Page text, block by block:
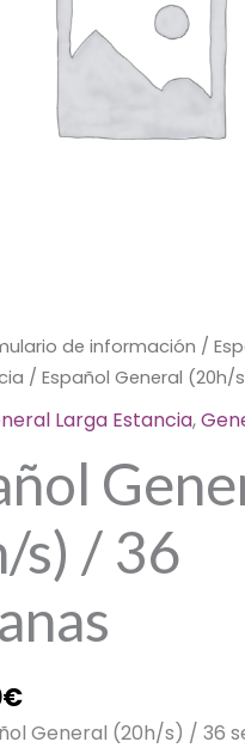
de información /
/ Español General
Larga Estancia,
s) / 36
€
General (20h/s) / 36